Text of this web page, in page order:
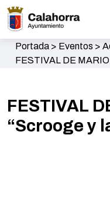
Portada> Eventos >
FESTIVAL DE
FESTIVAL
“Scrooge y